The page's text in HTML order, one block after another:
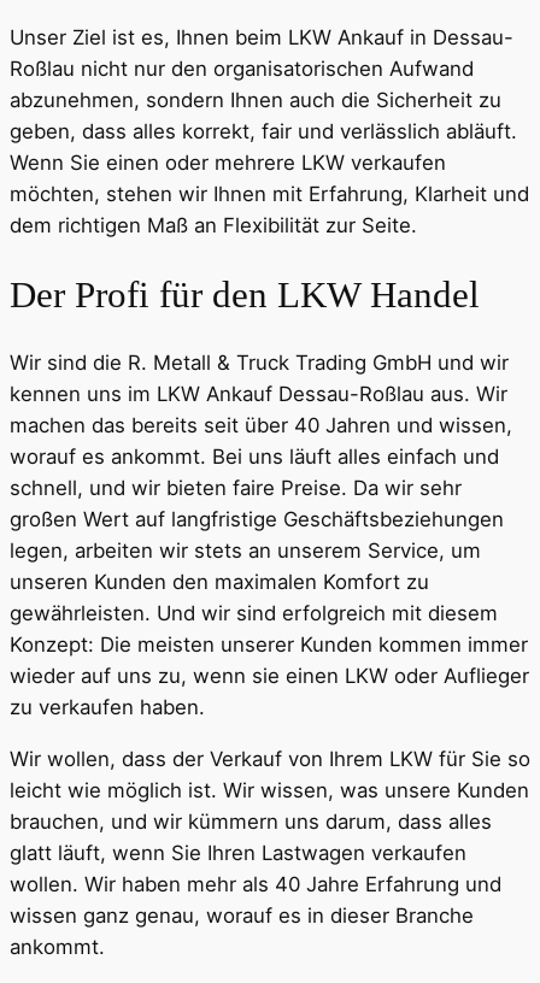
Unser Ziel ist es, Ihnen beim LKW Ankauf in Dessau-
Roßlau nicht nur den organisatorischen Aufwand
abzunehmen, sondern Ihnen auch die Sicherheit zu
geben, dass alles korrekt, fair und verlässlich abläuft.
Wenn Sie einen oder mehrere LKW verkaufen
möchten, stehen wir Ihnen mit Erfahrung, Klarheit und
dem richtigen Maß an Flexibilität zur Seite.
Der Profi für den LKW Handel
Wir sind die R. Metall & Truck Trading GmbH und wir
kennen uns im LKW Ankauf Dessau-Roßlau aus. Wir
machen das bereits seit über 40 Jahren und wissen,
worauf es ankommt. Bei uns läuft alles einfach und
schnell, und wir bieten faire Preise. Da wir sehr
großen Wert auf langfristige Geschäftsbeziehungen
legen, arbeiten wir stets an unserem Service, um
unseren Kunden den maximalen Komfort zu
gewährleisten. Und wir sind erfolgreich mit diesem
Konzept: Die meisten unserer Kunden kommen immer
wieder auf uns zu, wenn sie einen LKW oder Auflieger
zu verkaufen haben.
Wir wollen, dass der Verkauf von Ihrem LKW für Sie so
leicht wie möglich ist. Wir wissen, was unsere Kunden
brauchen, und wir kümmern uns darum, dass alles
glatt läuft, wenn Sie Ihren Lastwagen verkaufen
wollen. Wir haben mehr als 40 Jahre Erfahrung und
wissen ganz genau, worauf es in dieser Branche
ankommt.